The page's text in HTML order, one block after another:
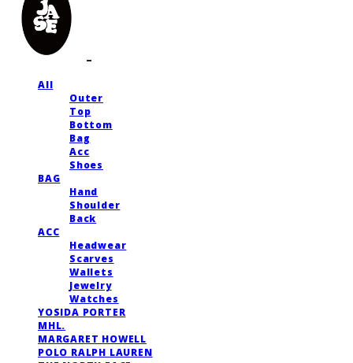
All
Outer
Top
Bottom
Bag
Acc
Shoes
BAG
Hand
Shoulder
Back
ACC
Headwear
Scarves
Wallets
Jewelry
Watches
YOSIDA PORTER
MHL.
MARGARET HOWELL
POLO RALPH LAUREN